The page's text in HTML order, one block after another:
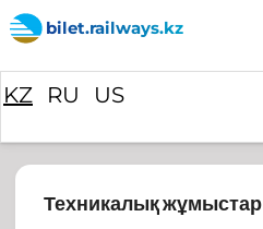
bilet.railways.kz
KZ RU US
Техникалық жұмыстар